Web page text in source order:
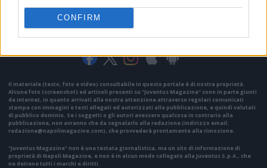
CONFIRMVAI ALLA VERSIONE CLASSICA
Il materiale (testo, foto e video) consultabile in questo portale è di nostra proprietà.
Alcune foto (screenshot) ed articoli presenti su "Juventus Magazine" sono in parte giunti
da internet, in quanto arrivati alla nostra attenzione attraverso regolari comunicati
stampa con immagini e testi allegati ed autorizzati alla pubblicazione, e quindi valutati
di pubblico dominio. Se i soggetti o gli autori avessero qualcosa in contrario alla
pubblicazione, non avranno che da segnalarlo alla redazione (indirizzo email:
redazione@napolimagazine.com), che provvederà prontamente alla rimozione.
"Juventus Magazine" non è una testata giornalistica, ma un sito di informazione di
proprietà di Napoli Magazine, e non è in alcun modo collegato alla Juventus S.p.A., che
ne detiene tutti i marchi e diritti.